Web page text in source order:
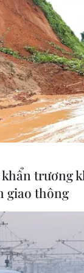
ngày 21/7 theo giờ
ounce, sau khi
trương
giao thông